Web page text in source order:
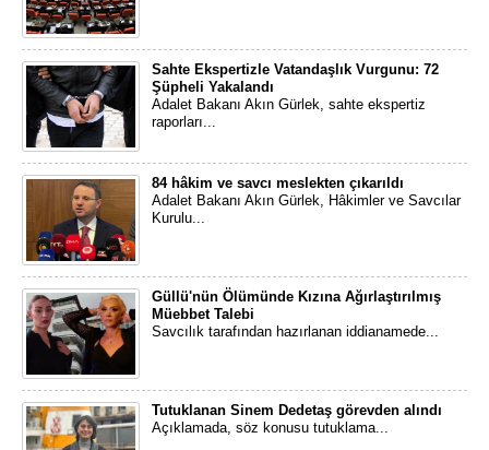
Sahte Ekspertizle Vatandaşlık Vurgunu: 72
Şüpheli Yakalandı
Adalet Bakanı Akın Gürlek, sahte ekspertiz
raporları...
84 hâkim ve savcı meslekten çıkarıldı
Adalet Bakanı Akın Gürlek, Hâkimler ve Savcılar
Kurulu...
Güllü'nün Ölümünde Kızına Ağırlaştırılmış
Müebbet Talebi
Savcılık tarafından hazırlanan iddianamede...
Tutuklanan Sinem Dedetaş görevden alındı
Açıklamada, söz konusu tutuklama...